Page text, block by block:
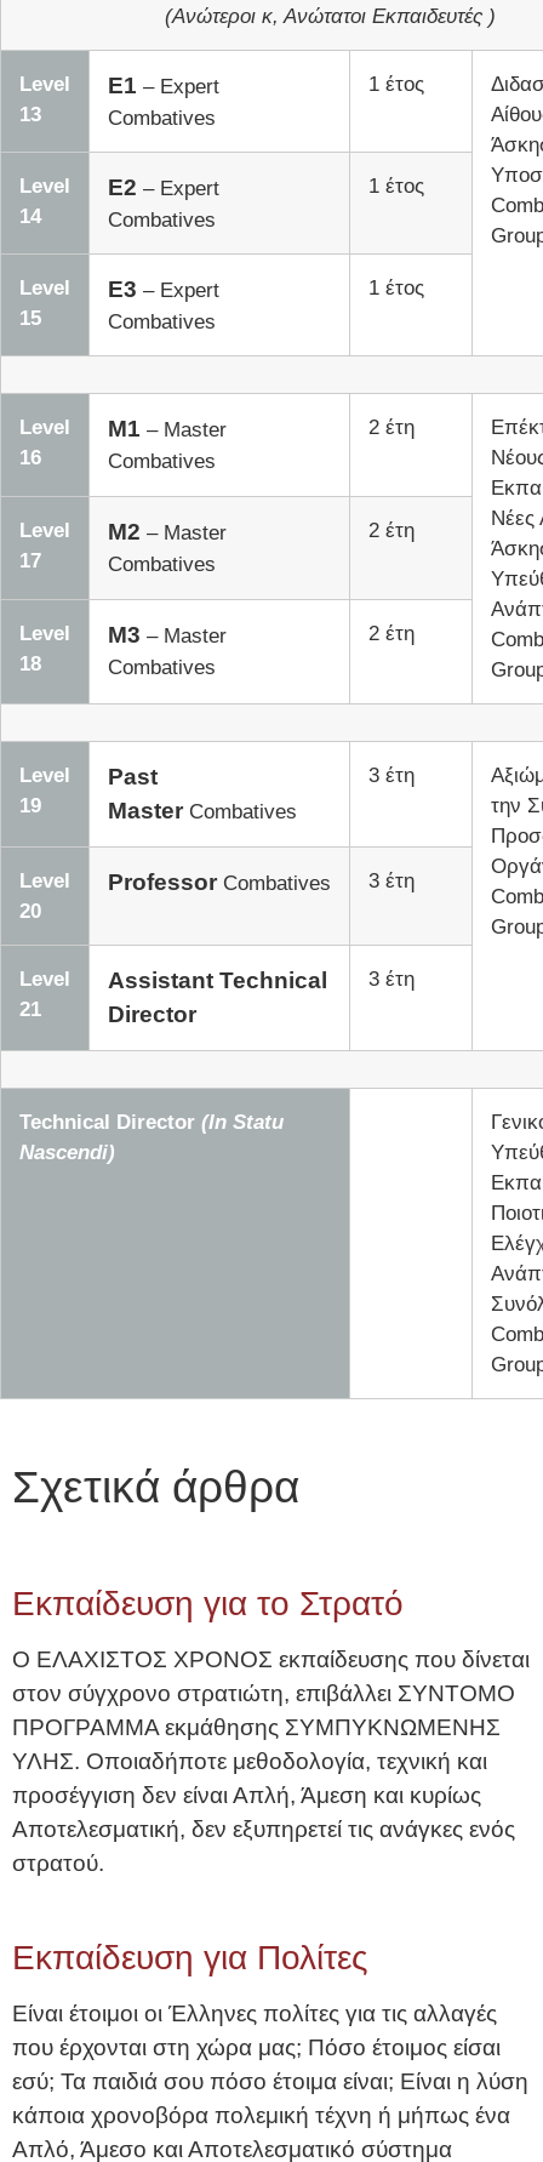
(Ανώτεροι κ, Ανώτατοι Εκπαιδευτές )
Level
13
E1 – Expert
Combatives
1 έτος
Level
14
E2 – Expert
Combatives
1 έτος
Level
15
E3 – Expert
Combatives
1 έτος
Level
16
M1 – Master
Combatives
2 έτη
Νέες
Level
17
M2 – Master
Combatives
2 έτη
Level
18
M3 – Master
Combatives
2 έτη
Level
19
Past
Master Combatives
3 έτη
την
Level
20
Professor Combatives 3 έτη
Level
21
Assistant Technical
Director
3 έτη
Technical Director (In Statu
Nascendi)
Σχετικά άρθρα
Εκπαίδευση για το Στρατό
Ο ΕΛΑΧΙΣΤΟΣ ΧΡΟΝΟΣ εκπαίδευσης που δίνεται
στον σύγχρονο στρατιώτη, επιβάλλει ΣΥΝΤΟΜΟ
ΠΡΟΓΡΑΜΜΑ εκμάθησης ΣΥΜΠΥΚΝΩΜΕΝΗΣ
ΥΛΗΣ. Οποιαδήποτε μεθοδολογία, τεχνική και
προσέγγιση δεν είναι Απλή, Άμεση και κυρίως
Αποτελεσματική, δεν εξυπηρετεί τις ανάγκες ενός
στρατού.
Εκπαίδευση για Πολίτες
Είναι έτοιμοι οι Έλληνες πολίτες για τις αλλαγές
που έρχονται στη χώρα μας; Πόσο έτοιμος είσαι
εσύ; Τα παιδιά σου πόσο έτοιμα είναι; Είναι η λύση
κάποια χρονοβόρα πολεμική τέχνη ή μήπως ένα
Aπλό, Άμεσο και Αποτελεσματικό σύστημα